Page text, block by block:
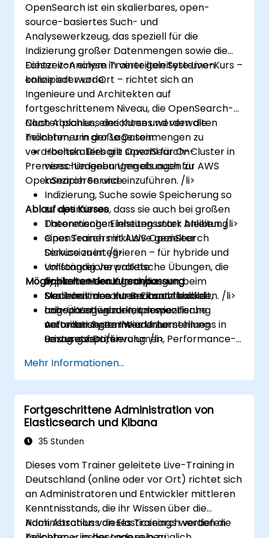
OpenSearch ist ein skalierbares, open-
source-basiertes Such- und
Analysewerkzeug, das speziell für die
Indizierung großer Datenmengen sowie die
Echtzeit-Analyse in verteilten Systemen
konzipiert wurde.
Dieser von einem Trainer geleitete Live-Kurs –
online oder vor Ort – richtet sich an
Ingenieure und Architekten auf
fortgeschrittenem Niveau, die OpenSearch-
Cluster planen, einrichten und verwalten
möchten, um große Datenmengen zu
verarbeiten. Dies gilt sowohl für On-
Premises-Umgebungen als auch für AWS
OpenSearch Service.
Nach Abschluss des Kurses werden die
Teilnehmer in der Lage sein:
Hochskalierbare OpenSearch-Cluster in
verschiedenen Umgebungen zu
konzipieren und einzuführen. /li>
Indizierung, Suche sowie Speicherung so
zu optimieren, dass sie auch bei großen
Datenmengen leistungsstark bleiben. /li>
OpenSearch mit AWS OpenSearch
Service zu integrieren – für hybride und
vollständig verwaltete
Implementierungen. /li>
Mechanismen zur Beobachtbarkeit,
hohen Verfügbarkeit sowie
automatisierten Wiederherstellung
umzusetzen. /li>
Ablauf des Kurses
Theoretische Einheiten unter Anleitung
eines Trainers inklusive gezielter
Diskussionen. /li>
Umfangreiche praktische Übungen, die
typische Herausforderungen beim
Skalieren im echten Einsatz abbilden. /li>
Lab-Übungen zur Implementierung
verteilter Systeme und zur
Leistungsoptimierung. /li>
Möglichkeiten der Kursanpassung
Der Inhalt des Kurses kann flexibel
angepasst werden, um spezifische
Anforderungen Ihres Unternehmens in
Bezug auf Datenvolumen, Performance-
Mehr Informationen...
Fortgeschrittene Administration von
Elasticsearch und Kibana
35 Stunden
Dieses vom Trainer geleitete Live-Training in
Deutschland (online oder vor Ort) richtet sich
an Administratoren und Entwickler mittleren
Kenntnisstands, die ihr Wissen über die
Administration von Elasticsearch vertiefen
Nach Abschluss dieses Trainings werden die